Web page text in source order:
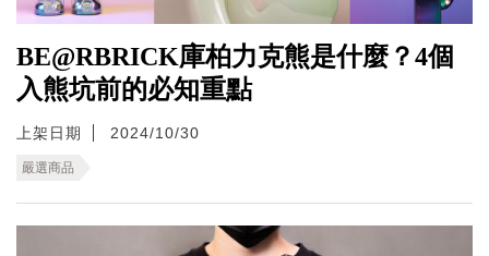
BE@RBRICK庫柏力克熊是什麼？4個
入熊坑前的必知重點
上架日期 2024/10/30
嚴選商品